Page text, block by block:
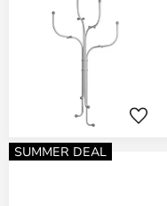
SUMMER DEAL